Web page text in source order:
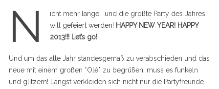
N
icht mehr lange… und die größte Party des Jahres
will gefeiert werden! HAPPY NEW YEAR! HAPPY
2013!!! Let’s go!
Und um das alte Jahr standesgemäß zu verabschieden und das
neue mit einem großen *Olé* zu begrüßen, muss es funkeln
und glitzern! Längst verkleiden sich nicht nur die Partyfreunde